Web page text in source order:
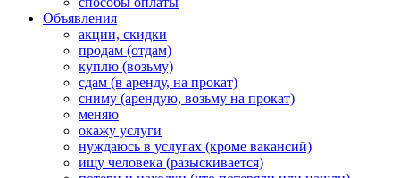
Объявления
акции, скидки
продам (отдам)
куплю (возьму)
сдам (в аренду, на прокат)
сниму (арендую, возьму на прокат)
меняю
окажу услуги
нуждаюсь в услугах (кроме вакансий)
ищу человека (разыскивается)